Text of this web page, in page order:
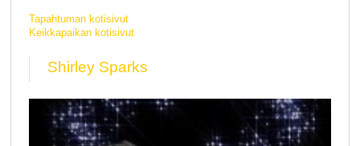
Tapahtuman kotisivut
Keikkapaikan kotisivut
Shirley Sparks